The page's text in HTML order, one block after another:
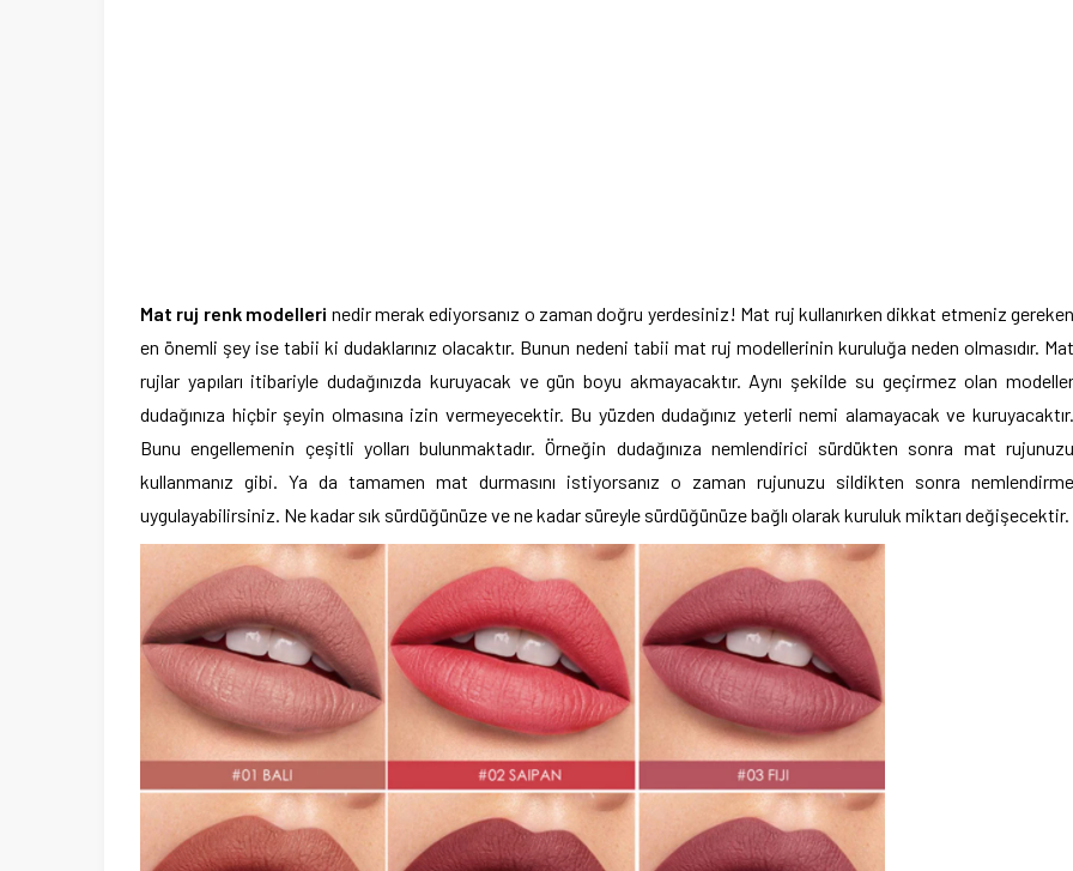
Mat ruj renk modelleri nedir merak ediyorsanız o zaman doğru yerdesiniz! Mat ruj kullanırken dikkat etmeniz gereken
en önemli şey ise tabii ki dudaklarınız olacaktır. Bunun nedeni tabii mat ruj modellerinin kuruluğa neden olmasıdır. Mat
rujlar yapıları itibariyle dudağınızda kuruyacak ve gün boyu akmayacaktır. Aynı şekilde su geçirmez olan modeller
dudağınıza hiçbir şeyin olmasına izin vermeyecektir. Bu yüzden dudağınız yeterli nemi alamayacak ve kuruyacaktır.
Bunu engellemenin çeşitli yolları bulunmaktadır. Örneğin dudağınıza nemlendirici sürdükten sonra mat rujunuzu
kullanmanız gibi. Ya da tamamen mat durmasını istiyorsanız o zaman rujunuzu sildikten sonra nemlendirme
uygulayabilirsiniz. Ne kadar sık sürdüğünüze ve ne kadar süreyle sürdüğünüze bağlı olarak kuruluk miktarı değişecektir.